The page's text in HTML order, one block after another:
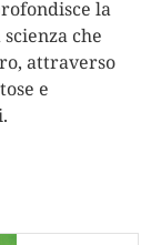
la
che
attraverso
e